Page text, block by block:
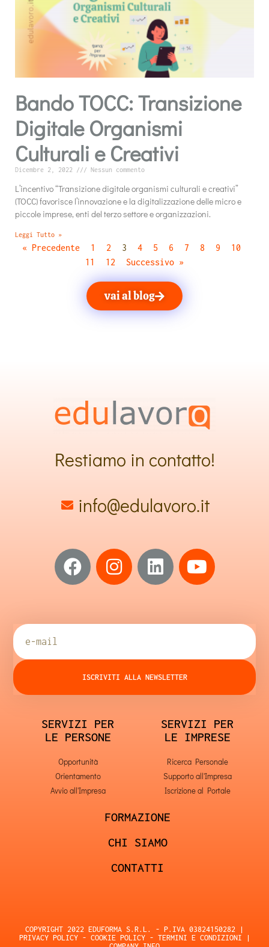
Bando TOCC: Transizione
Digitale Organismi
Culturali e Creativi
Dicembre 2, 2022 Nessun commento
L’incentivo “Transizione digitale organismi culturali e creativi”
(TOCC) favorisce l’innovazione e la digitalizzazione delle micro e
piccole imprese, enti del terzo settore e organizzazioni.
Leggi Tutto »
« Precedente 1 2 3 4 5 6 7 8 9
10
11
12 Successivo »
vai al blog
Restiamo in contatto!
info@edulavoro.it
ISCRIVITI ALLA NEWSLETTER
SERVIZI PER
LE PERSONE
Opportunità
Orientamento
Avvio all'Impresa
SERVIZI PER
LE IMPRESE
Ricerca Personale
Supporto all'Impresa
Iscrizione al Portale
FORMAZIONE
CHI SIAMO
CONTATTI
COPYRIGHT 2022 EDUFORMA S.R.L. - P.IVA 03824150282 |
PRIVACY POLICY- COOKIE POLICY- TERMINI E CONDIZIONI |